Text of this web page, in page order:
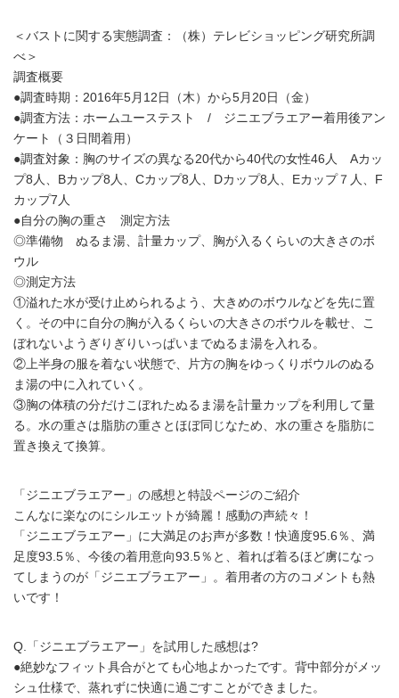
＜バストに関する実態調査：（株）テレビショッピング研究所調
べ＞
調査概要
●調査時期：2016年5月12日（木）から5月20日（金）
●調査方法：ホームユーステスト / ジニエブラエアー着用後アン
ケート（３日間着用）
●調査対象：胸のサイズの異なる20代から40代の女性46人 Aカッ
プ8人、Bカップ8人、Cカップ8人、Dカップ8人、Eカップ７人、F
カップ7人
●自分の胸の重さ 測定方法
◎準備物 ぬるま湯、計量カップ、胸が入るくらいの大きさのボ
ウル
◎測定方法
①溢れた水が受け止められるよう、大きめのボウルなどを先に置
く。その中に自分の胸が入るくらいの大きさのボウルを載せ、こ
ぼれないようぎりぎりいっぱいまでぬるま湯を入れる。
②上半身の服を着ない状態で、片方の胸をゆっくりボウルのぬる
ま湯の中に入れていく。
③胸の体積の分だけこぼれたぬるま湯を計量カップを利用して量
る。水の重さは脂肪の重さとほぼ同じなため、水の重さを脂肪に
置き換えて換算。
「ジニエブラエアー」の感想と特設ページのご紹介
こんなに楽なのにシルエットが綺麗！感動の声続々！
「ジニエブラエアー」に大満足のお声が多数！快適度95.6％、満
足度93.5％、今後の着用意向93.5％と、着れば着るほど虜になっ
てしまうのが「ジニエブラエアー」。着用者の方のコメントも熱
いです！
Q.「ジニエブラエアー」を試用した感想は?
●絶妙なフィット具合がとても心地よかったです。背中部分がメッ
シュ仕様で、蒸れずに快適に過ごすことができました。